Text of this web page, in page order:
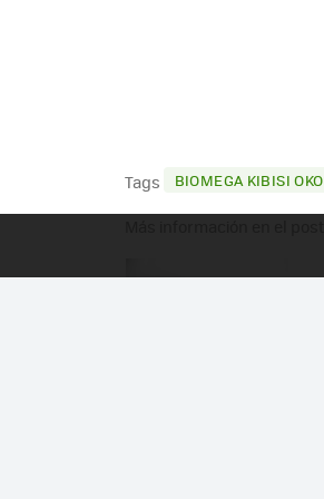
Tags BIOMEGA KIBISI OKO